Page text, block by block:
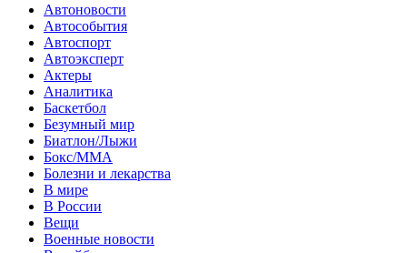
Автоновости
Автособытия
Автоспорт
Автоэксперт
Актеры
Аналитика
Баскетбол
Безумный мир
Биатлон/Лыжи
Бокс/MMA
Болезни и лекарства
В мире
В России
Вещи
Военные новости